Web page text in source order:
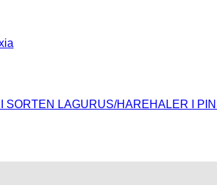
SORTEN LAGURUS/HAREHALER I